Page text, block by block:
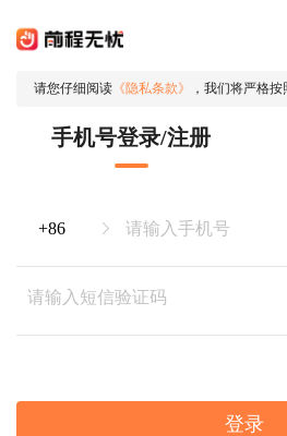
请您仔细阅读 《隐私条款》 ，我们将严格按
手机号登录/注册
登录